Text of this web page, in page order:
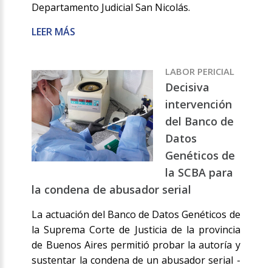
Departamento Judicial San Nicolás.
LEER MÁS
LABOR PERICIAL
Decisiva
intervención
del Banco de
Datos
Genéticos de
la SCBA para
la condena de abusador serial
La actuación del Banco de Datos Genéticos de
la Suprema Corte de Justicia de la provincia
de Buenos Aires permitió probar la autoría y
sustentar la condena de un abusador serial -